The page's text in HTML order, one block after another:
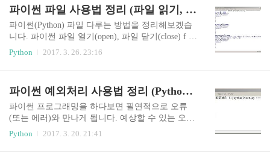
()0.0 이상 1.0 미만의 실수(float)를 리턴(반환)한다.
random.random() + 1.01.0 이상 2.0 미만의 실수(floa
t)를 리턴(반환)한다.원하는 숫자를 더해 그 난수의
10 이하의 정수(int)를 리턴한다.random, randrange
파이썬 파일 사용법 정리 (파일 읽기, 파일 쓰기, with문, pickle 모듈)
파이썬(Python) 파일 다루는 방법을 정리해보겠습
니다. 파이썬 파일 열기(open), 파일 닫기(close) f =
open('file.txt', 'r') # 읽고 쓰는 코드를 여기에 작성
한다. f.close() 파일을 사용하기 위해서는 open함수
장함수이다.)파일을 열기위해서는 파일 모드를 지
정해야 한다.파일모드는 rt가 기본값이며 w+b처럼
다양한 조합이 가능하다.파일모드를 잘못쓰면 기
드 종류r - 읽기모드 (디폴트)w - 쓰기모드, 파일이
Python 2017. 3. 26. 23:16
파이썬 예외처리 사용법 정리 (Python Exception)
파이썬 프로그래밍을 하다보면 필연적으로 오류
(또는 에러)와 만나게 됩니다. 예상할 수 있는 오류
는 쉽게 if문을 통해서 제어를 할 수 있지만 갑자기
뜬금없이 나타나는 오류(Error)를 잡기에는 역부족
Python 2017. 3. 20. 21:41